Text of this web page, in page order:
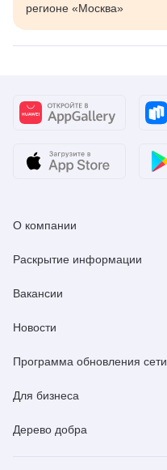
регионе «Москва»
О компании
Раскрытие информации
Вакансии
Новости
Программа обновления сети
Для бизнеса
Дерево добра